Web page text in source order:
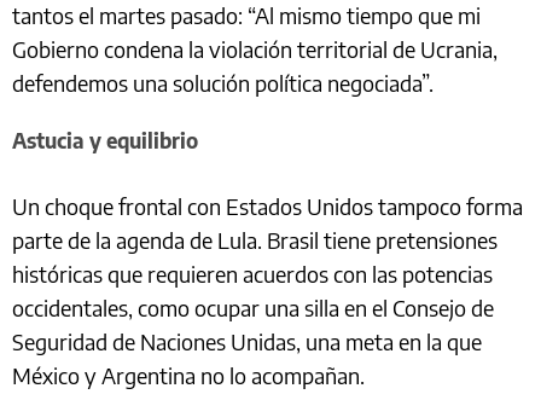
tantos el martes pasado: “Al mismo tiempo que mi
Gobierno condena la violación territorial de Ucrania,
defendemos una solución política negociada”.
Astucia y equilibrio
Un choque frontal con Estados Unidos tampoco forma
parte de la agenda de Lula. Brasil tiene pretensiones
históricas que requieren acuerdos con las potencias
occidentales, como ocupar una silla en el Consejo de
Seguridad de Naciones Unidas, una meta en la que
México y Argentina no lo acompañan.